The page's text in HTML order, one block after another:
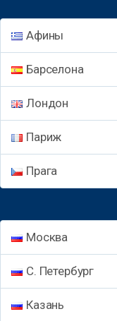
Афины
Барселона
Лондон
Париж
Прага
Москва
С. Петербург
Казань